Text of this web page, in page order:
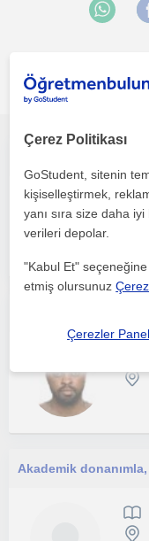
İlgini çekebilecek
Çerez Politikası
GoStudent, sitenin
kişiselleştirmek,
yanı sıra size daha
verileri depolar.
"Kabul Et" seçeneğine
etmiş olursunuz
Çerezler